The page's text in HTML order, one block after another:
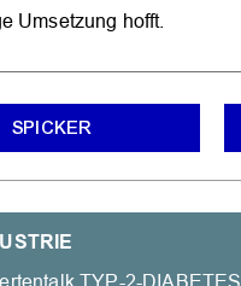
Umsetzung hofft.
SPICKER
TYP-2-DIABETES